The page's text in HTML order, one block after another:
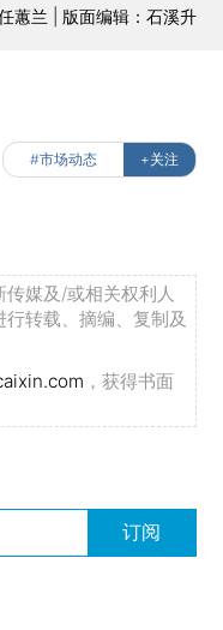
蕙兰 | 版面编辑：石溪升
#市场动态 +关注
媒及/或相关权利人
转载、摘编、复制及
，获得书面
订阅